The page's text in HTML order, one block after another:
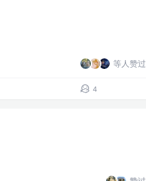
等人赞过
4